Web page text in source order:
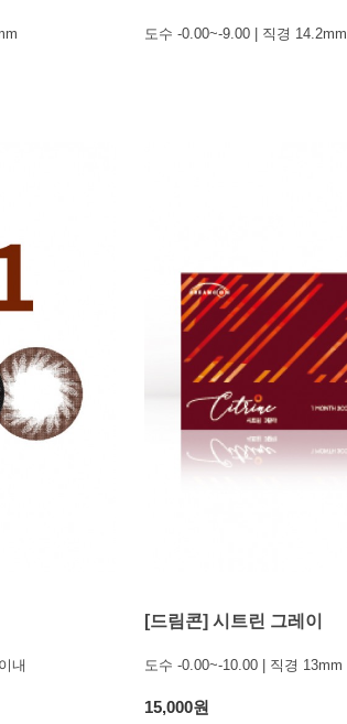
도수 -0.00~-9.00 | 직경 14.2mm
내
[드림콘] 시트린 그레이
도수 -0.00~-10.00 | 직경 13mm
15,000원